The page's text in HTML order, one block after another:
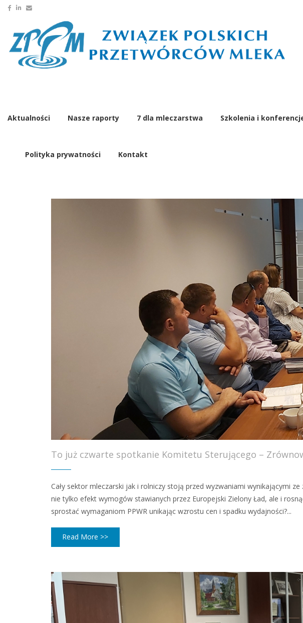
Aktualności Nasze raporty 7 dla mleczarstwa Szkolenia i
Polityka prywatności Kontakt
To już czwarte spotkanie Komitetu Sterującego –
Cały sektor mleczarski jak i rolniczy stoją przed wyzwaniami wynikającymi
nie tylko efekt wymogów stawianych przez Europejski Zielony Ład, ale i
sprostać wymaganiom PPWR unikając wzrostu cen i spadku wydajności?...
Read More >>